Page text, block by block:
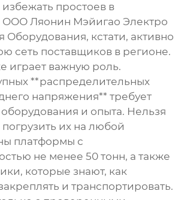
простоев в
ООО Ляонин Мэйигао Электро
Оборудования, кстати, активно
сеть поставщиков в регионе.
играет важную роль.
**распределительных
напряжения** требует
и опыта. Нельзя
погрузить их на любой
платформы с
не менее 50 тонн, а также
которые знают, как
и транспортировать.